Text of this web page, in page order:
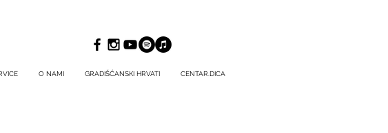
O NAMI GRADIŠĆANSKI HRVATI CENTAR.DICA